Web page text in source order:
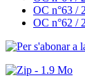
OC n°63 /
OC n°62 /